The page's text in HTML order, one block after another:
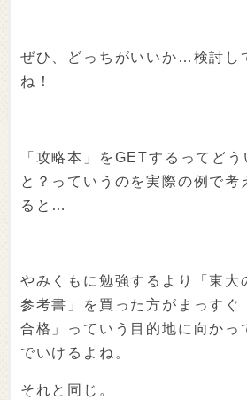
ぜひ、どっちがいいか…検討し
ね！
「攻略本」をGETするってどう
と？っていうのを実際の例で考
ると…
やみくもに勉強するより「東大
参考書」を買った方がまっすぐ
合格」っていう目的地に向かっ
でいけるよね。
それと同じ。